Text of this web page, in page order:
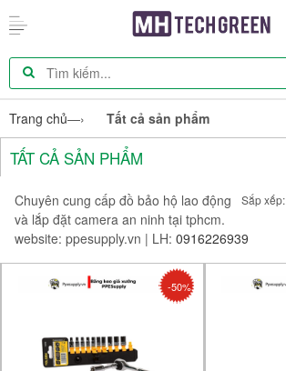
Trang chủ—› Tất cả sản phẩm
TẤT CẢ SẢN PHẨM
Sắp xếp:
Chuyên cung cấp đồ bảo hộ lao động
và lắp đặt camera an ninh tại tphcm.
website: ppesupply.vn | LH: 0916226939
-50%